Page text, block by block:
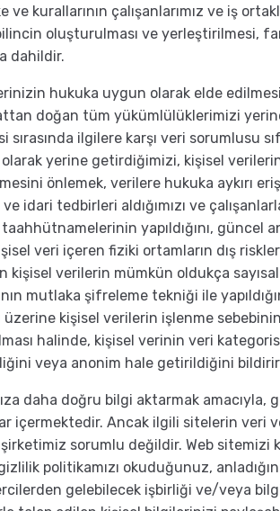
kurallarının çalışanlarımız ve iş
oluşturulması ve yerleştirilmesi,
dahildir.
hukuka uygun olarak elde
doğan tüm yükümlülüklerimizi
ilgilere karşı veri sorumlusu
yerine getirdiğimizi, kişisel
önlemek, verilere hukuka aykırı
idari tedbirleri aldığımızı ve
yapıldığını, güncel
veri içeren fiziki ortamların dış
kişisel verilerin mümkün oldukça
mutlaka şifreleme tekniği ile
kişisel verilerin işlenme
halinde, kişisel verinin veri
veya anonim hale getirildiğini
daha doğru bilgi aktarmak amacıyla,
içermektedir. Ancak ilgili sitelerin veri
sorumlu değildir. Web sitemizi
politikamızı okuduğunuz,
gelebilecek işbirliği ve/veya